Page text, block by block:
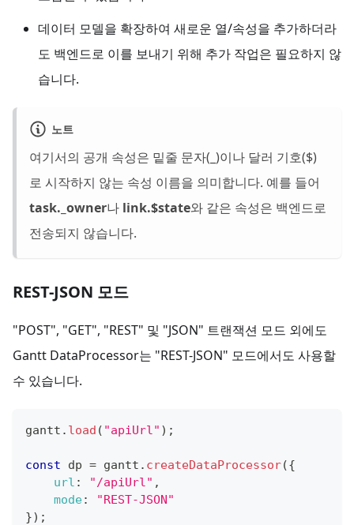
데이터 모델을 확장하여 새로운 열/속성을 추가하더라
도 백엔드로 이를 보내기 위해 추가 작업은 필요하지 않
습니다.
노트
여기서의 공개 속성은 밑줄 문자(_)이나 달러 기호($)
로 시작하지 않는 속성 이름을 의미합니다. 예를 들어
task._owner나 link.$state와 같은 속성은 백엔드로
전송되지 않습니다.
REST-JSON 모드
"POST", "GET", "REST" 및 "JSON" 트랜잭션 모드 외에도
Gantt DataProcessor는 "REST-JSON" 모드에서도 사용할
수 있습니다.
gantt . load ( "apiUrl" ) ;
const dp = gantt . createDataProcessor({
url : "/apiUrl" ,
mode:
"REST-JSON"
}) ;